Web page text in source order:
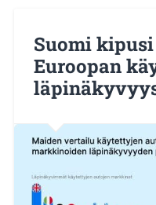
Suomi
Euroopan